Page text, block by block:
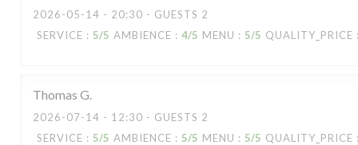
2026-05-14 - 20:30 - GUESTS 2
SERVICE : 5/5 AMBIENCE : 4/5 MENU : 5/5 QUALITY_PRICE
Thomas G
2026-07-14 - 12:30 - GUESTS 2
SERVICE : 5/5 AMBIENCE : 5/5 MENU : 5/5 QUALITY_PRICE